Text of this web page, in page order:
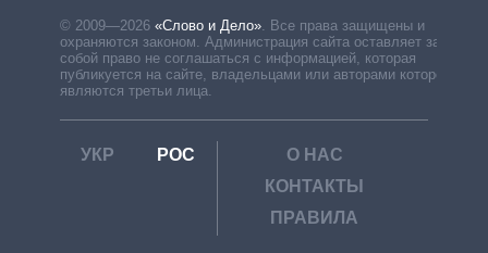
© 2009—2026 «Слово и Дело» Все права защищены и
охраняются законом. Администрация сайта оставляет за
собой право не соглашаться с информацией, которая
публикуется на сайте, владельцами или авторами которой
являются третьи лица.
УКР РОС
О НАС
КОНТАКТЫ
ПРАВИЛА